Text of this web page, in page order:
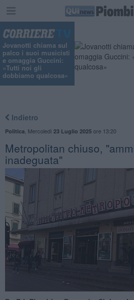
Jovanotti chiama sul
palco i suoi musicisti
e omaggia Guccini:
«Tutti noi gli
dobbiamo qualcosa»
Indietro
Politica Mercoledì 23 Luglio 2025ore 13:20
Metropolitan chiuso,
inadeguata"